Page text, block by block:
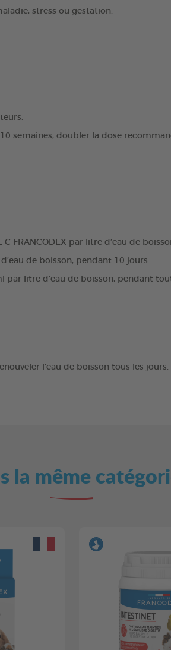
stress ou gestation.
semaines, doubler la dose
FRANCODEX par litre d’eau de
de boisson, pendant 10 jours.
par litre d’eau de boisson, pendant
l'eau de boisson tous les
la même